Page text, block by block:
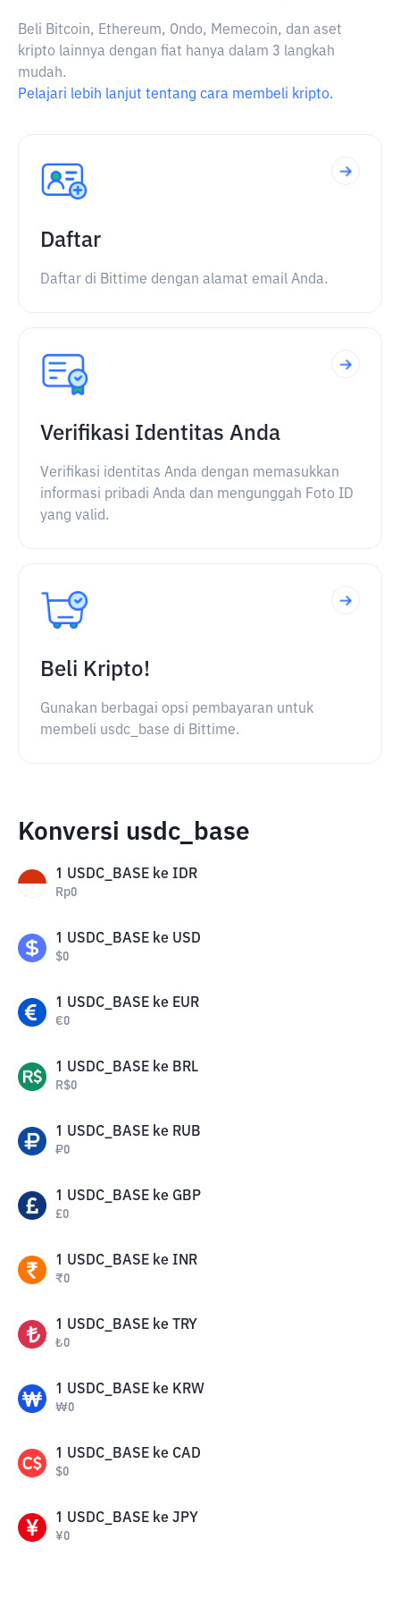
Beli Bitcoin, Ethereum, Ondo, Memecoin, dan aset
kripto lainnya dengan fiat hanya dalam 3 langkah
mudah.
Pelajari lebih lanjut tentang cara membeli kripto.
Daftar
Daftar di Bittime dengan alamat email Anda.
Verifikasi Identitas Anda
Verifikasi identitas Anda dengan memasukkan
informasi pribadi Anda dan mengunggah Foto ID
yang valid.
Beli Kripto!
Gunakan berbagai opsi pembayaran untuk
membeli usdc_base di Bittime.
Konversi usdc_base
1 USDC_BASE ke IDR
Rp0
1 USDC_BASE ke USD
$0
1 USDC_BASE ke EUR
€0
1 USDC_BASE ke BRL
R$0
1 USDC_BASE ke RUB
₽0
1 USDC_BASE ke GBP
£0
1 USDC_BASE ke INR
₹0
1 USDC_BASE ke TRY
₺0
1 USDC_BASE ke KRW
₩0
1 USDC_BASE ke CAD
$0
1 USDC_BASE ke JPY
¥0